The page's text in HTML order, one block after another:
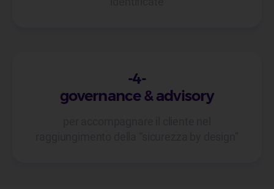
-4-
governance & advisory